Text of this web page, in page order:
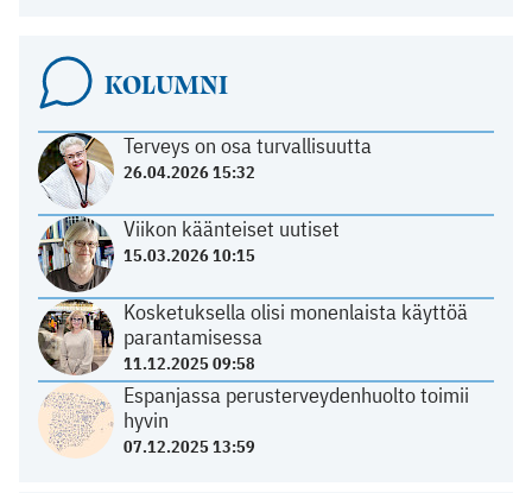
KOLUMNI
Terveys on osa turvallisuutta
26.04.2026 15:32
Viikon käänteiset uutiset
15.03.2026 10:15
Kosketuksella olisi monenlaista käyttöä
parantamisessa
11.12.2025 09:58
Espanjassa perusterveydenhuolto toimii
hyvin
07.12.2025 13:59